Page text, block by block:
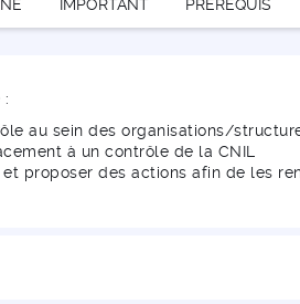
IMPORTANT PRÉREQUIS
:
au sein des organisations/
à un contrôle de la CNIL
proposer des actions afin de les